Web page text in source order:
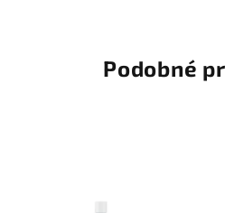
Podobné